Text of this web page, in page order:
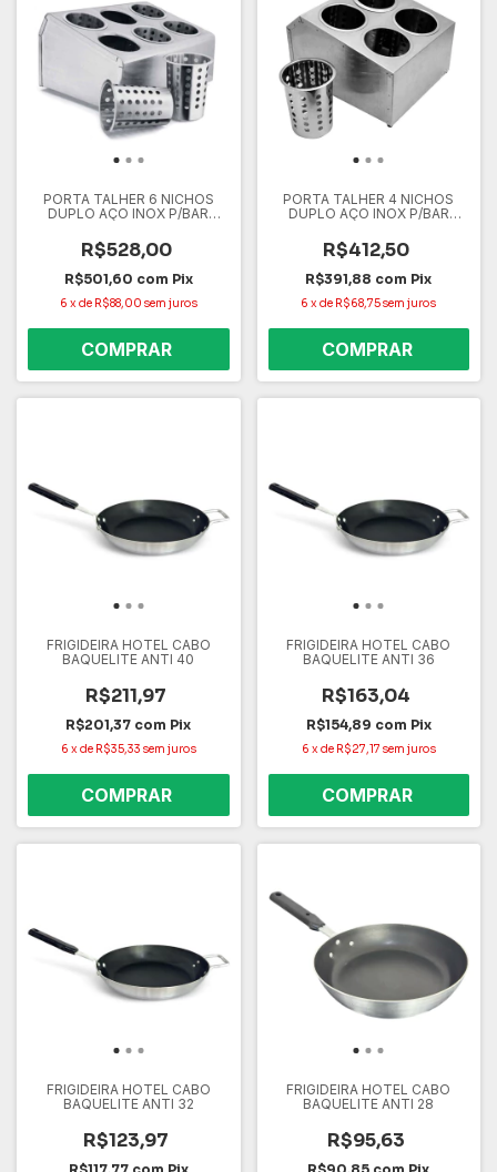
PORTA TALHER 6 NICHOS
DUPLO AÇO INOX P/BAR
R$528,00
R$501,60 com Pix
6 xde R$88,00 sem juros
PORTA TALHER 4 NICHOS
DUPLO AÇO INOX P/BAR
R$412,50
R$391,88 com Pix
6 xde R$68,75sem juros
FRIGIDEIRA HOTEL CABO
BAQUELITE ANTI 40
R$211,97
R$201,37 com Pix
6 xde R$35,33 sem juros
FRIGIDEIRA HOTEL CABO
BAQUELITE ANTI 36
R$163,04
R$154,89 com Pix
6 xde R$27,17 sem juros
FRIGIDEIRA HOTEL CABO
BAQUELITE ANTI 32
R$123,97
FRIGIDEIRA HOTEL CABO
BAQUELITE ANTI 28
R$95,63